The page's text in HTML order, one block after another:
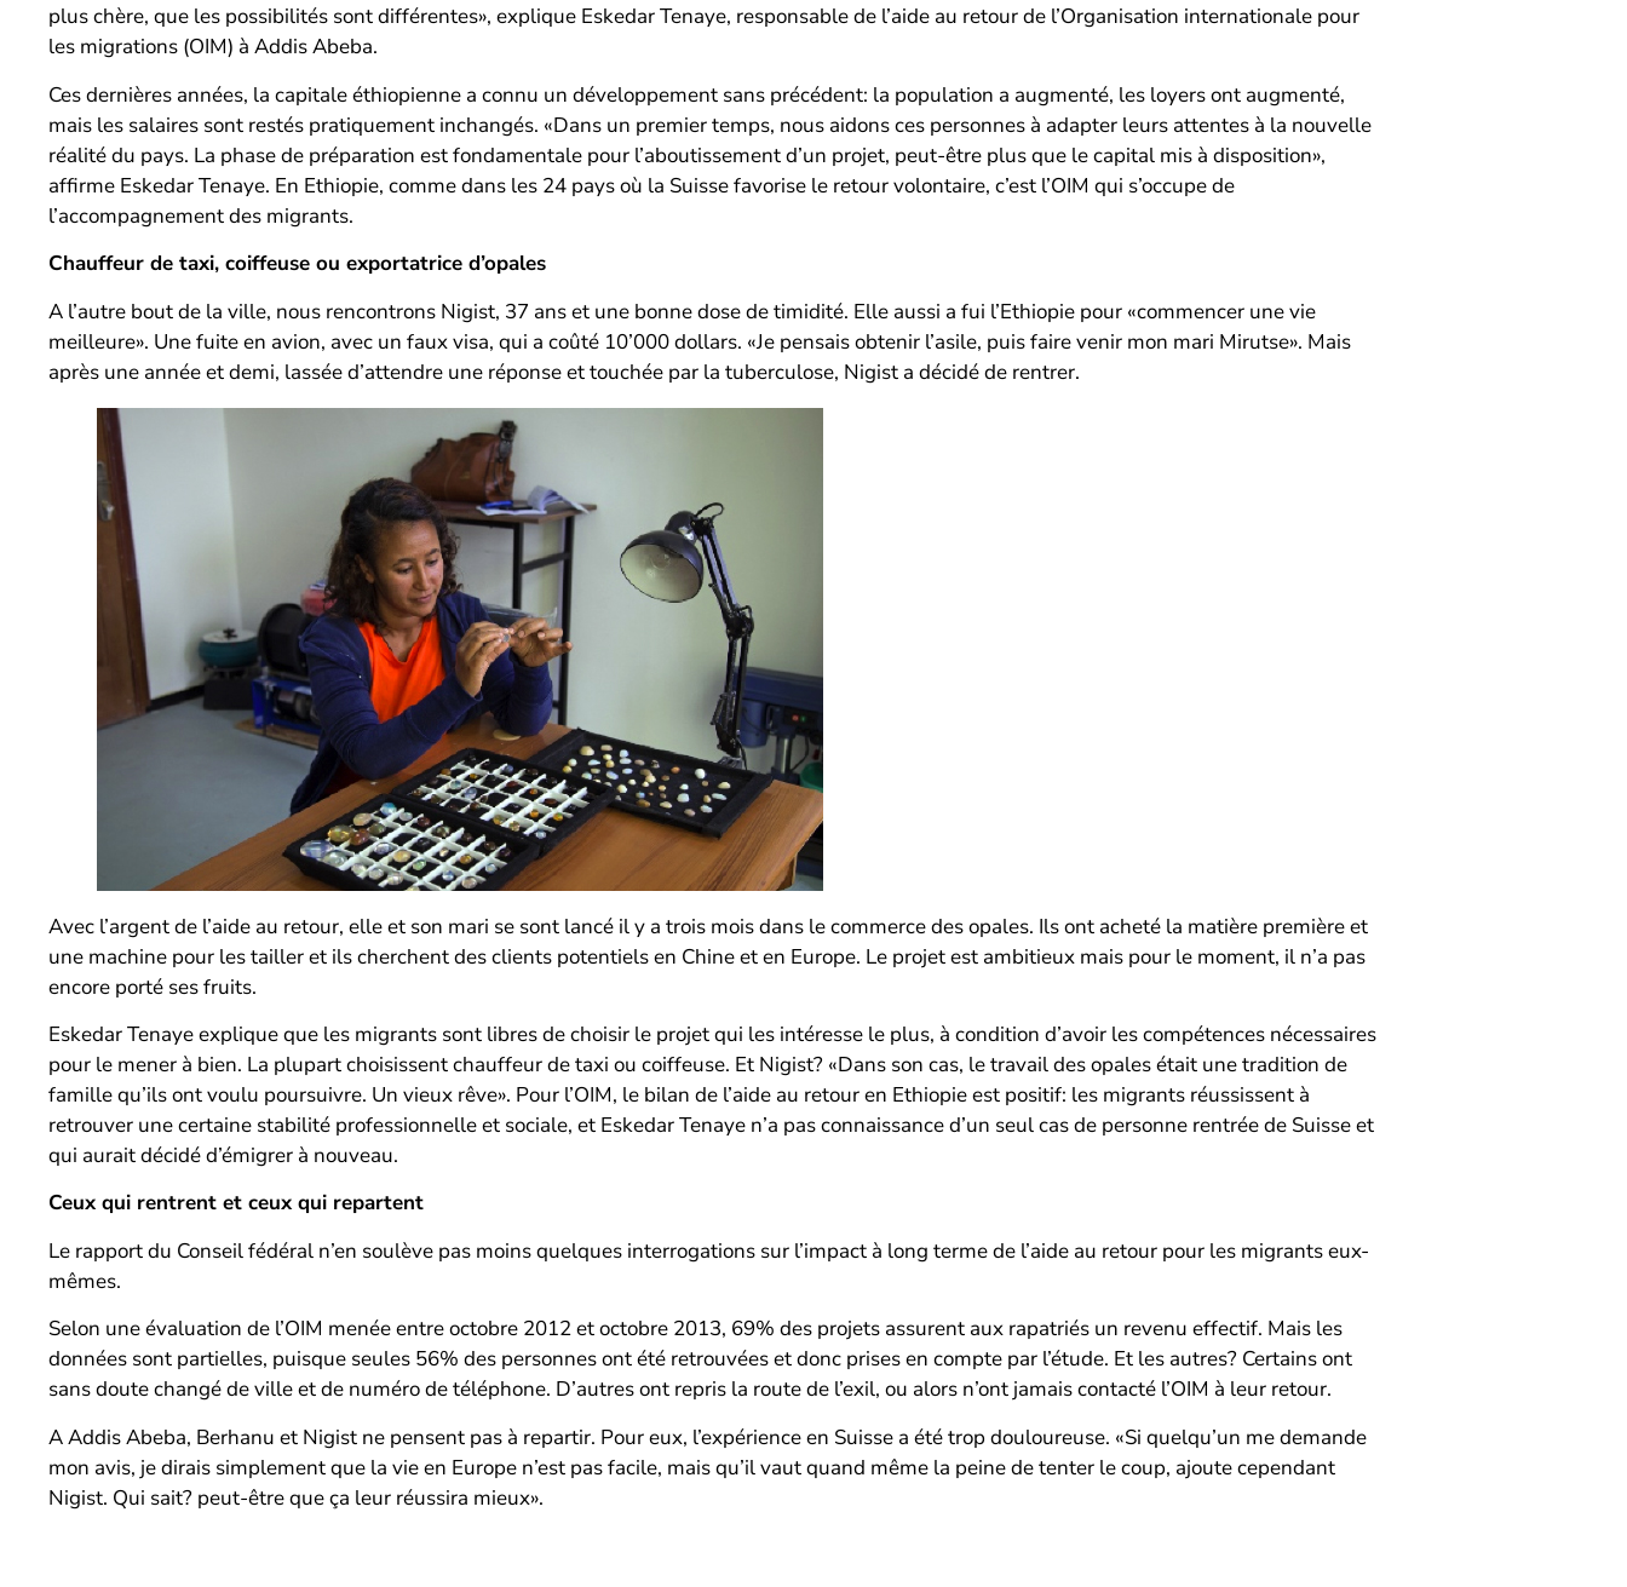
plus chère, que les possibilités sont différentes», explique Eskedar Tenaye, responsable de l’aide au retour de l’Organisation internationale pour
les migrations (OIM) à Addis Abeba.
Ces dernières années, la capitale éthiopienne a connu un développement sans précédent: la population a augmenté, les loyers ont augmenté,
mais les salaires sont restés pratiquement inchangés. «Dans un premier temps, nous aidons ces personnes à adapter leurs attentes à la nouvelle
réalité du pays. La phase de préparation est fondamentale pour l’aboutissement d’un projet, peut-être plus que le capital mis à disposition»,
affirme Eskedar Tenaye. En Ethiopie, comme dans les 24 pays où la Suisse favorise le retour volontaire, c’est l’OIM qui s’occupe de
l’accompagnement des migrants.
Chauffeur de taxi, coiffeuse ou exportatrice d’opales
A l’autre bout de la ville, nous rencontrons Nigist, 37 ans et une bonne dose de timidité. Elle aussi a fui l’Ethiopie pour «commencer une vie
meilleure». Une fuite en avion, avec un faux visa, qui a coûté 10’000 dollars. «Je pensais obtenir l’asile, puis faire venir mon mari Mirutse». Mais
après une année et demi, lassée d’attendre une réponse et touchée par la tuberculose, Nigist a décidé de rentrer.
Avec l’argent de l’aide au retour, elle et son mari se sont lancé il y a trois mois dans le commerce des opales. Ils ont acheté la matière première et
une machine pour les tailler et ils cherchent des clients potentiels en Chine et en Europe. Le projet est ambitieux mais pour le moment, il n’a pas
encore porté ses fruits.
Eskedar Tenaye explique que les migrants sont libres de choisir le projet qui les intéresse le plus, à condition d’avoir les compétences nécessaires
pour le mener à bien. La plupart choisissent chauffeur de taxi ou coiffeuse. Et Nigist? «Dans son cas, le travail des opales était une tradition de
famille qu’ils ont voulu poursuivre. Un vieux rêve». Pour l’OIM, le bilan de l’aide au retour en Ethiopie est positif: les migrants réussissent à
retrouver une certaine stabilité professionnelle et sociale, et Eskedar Tenaye n’a pas connaissance d’un seul cas de personne rentrée de Suisse et
qui aurait décidé d’émigrer à nouveau.
Ceux qui rentrent et ceux qui repartent
Le rapport du Conseil fédéral n’en soulève pas moins quelques interrogations sur l’impact à long terme de l’aide au retour pour les migrants eux-
mêmes.
Selon une évaluation de l’OIM menée entre octobre 2012 et octobre 2013, 69% des projets assurent aux rapatriés un revenu effectif. Mais les
données sont partielles, puisque seules 56% des personnes ont été retrouvées et donc prises en compte par l’étude. Et les autres? Certains ont
sans doute changé de ville et de numéro de téléphone. D’autres ont repris la route de l’exil, ou alors n’ont jamais contacté l’OIM à leur retour.
A Addis Abeba, Berhanu et Nigist ne pensent pas à repartir. Pour eux, l’expérience en Suisse a été trop douloureuse. «Si quelqu’un me demande
mon avis, je dirais simplement que la vie en Europe n’est pas facile, mais qu’il vaut quand même la peine de tenter le coup, ajoute cependant
Nigist. Qui sait? peut-être que ça leur réussira mieux».